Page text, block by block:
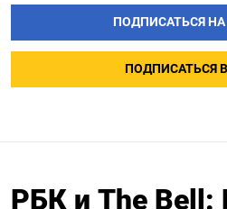
ПОДПИСАТЬСЯ
ПОДПИСАТЬСЯ В
РБК и The Bell: